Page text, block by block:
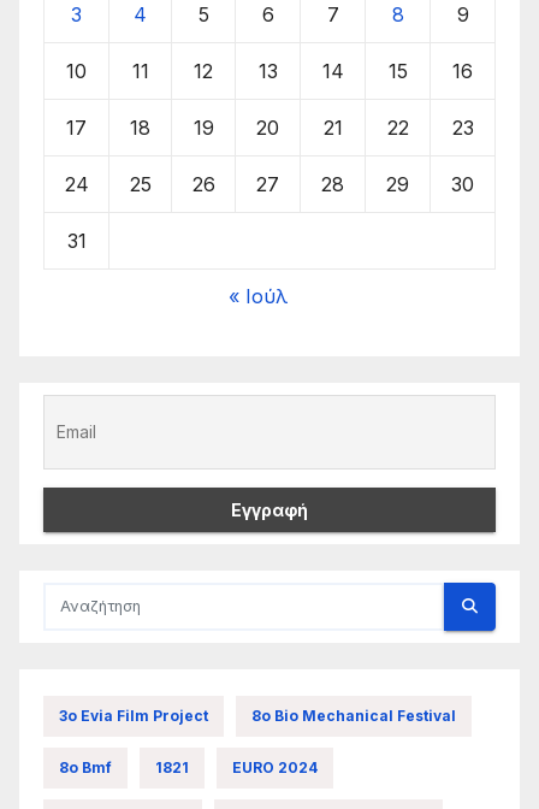
3 4 5 6 7 8 9
10 11 12 13 14 15 16
17 18 19 20 21 22 23
24 25 26 27 28 29 30
31
« Ιούλ
3ο Evia Film Project 8ο Bio Mechanical Festival
8ο Bmf 1821 EURO 2024